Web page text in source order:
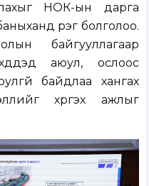
НОК-ын дарга
үүрэг болголоо.
байгууллагаар
аюул, ослоос
байдлаа хангах
хүргэх ажлыг